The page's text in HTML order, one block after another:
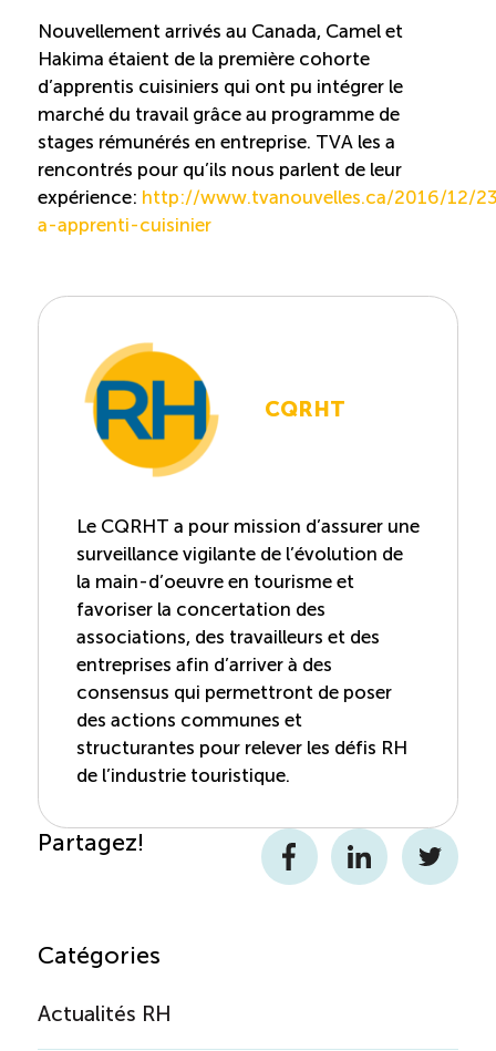
Nouvellement arrivés au Canada, Camel et
Hakima étaient de la première cohorte
d’apprentis cuisiniers qui ont pu intégrer le
marché du travail grâce au programme de
stages rémunérés en entreprise. TVA les a
rencontrés pour qu’ils nous parlent de leur
expérience: http://www.tvanouvelles.ca/2016/12/
a-apprenti-cuisinier
CQRHT
Le CQRHT a pour mission d’assurer une
surveillance vigilante de l’évolution de
la main-d’oeuvre en tourisme et
favoriser la concertation des
associations, des travailleurs et des
entreprises afin d’arriver à des
consensus qui permettront de poser
des actions communes et
structurantes pour relever les défis RH
de l’industrie touristique.
Partagez!
FacebookLinkedInTwitter
Catégories
Actualités RH